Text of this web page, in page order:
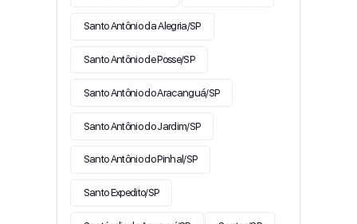
Santo Antônio da Alegria/SP
Santo Antônio de Posse/SP
Santo Antônio do Aracanguá/SP
Santo Antônio do Jardim/SP
Santo Antônio do Pinhal/SP
Santo Expedito/SP